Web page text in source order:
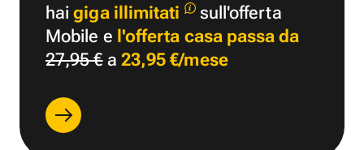
haigiga illimitati
sull'offerta
Mobile e l'offerta casa passa da
27,95 €a 23,95 €/mese